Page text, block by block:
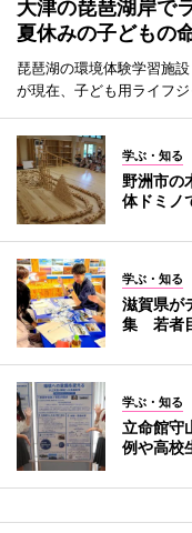
大津の琵琶湖岸で
夏休みの子どもの
琵琶湖の環境体験学習施
が現在、子ども用ライフ
学ぶ・知る
野洲市の
体ドミノ
学ぶ・知る
滋賀県が
集 若者
学ぶ・知る
立命館守
例や高校